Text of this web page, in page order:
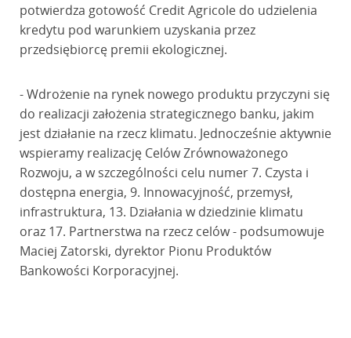
potwierdza gotowość Credit Agricole do udzielenia
kredytu pod warunkiem uzyskania przez
przedsiębiorcę premii ekologicznej.
- Wdrożenie na rynek nowego produktu przyczyni się
do realizacji założenia strategicznego banku, jakim
jest działanie na rzecz klimatu. Jednocześnie aktywnie
wspieramy realizację Celów Zrównoważonego
Rozwoju, a w szczególności celu numer 7. Czysta i
dostępna energia, 9. Innowacyjność, przemysł,
infrastruktura, 13. Działania w dziedzinie klimatu
oraz 17. Partnerstwa na rzecz celów - podsumowuje
Maciej Zatorski, dyrektor Pionu Produktów
Bankowości Korporacyjnej.